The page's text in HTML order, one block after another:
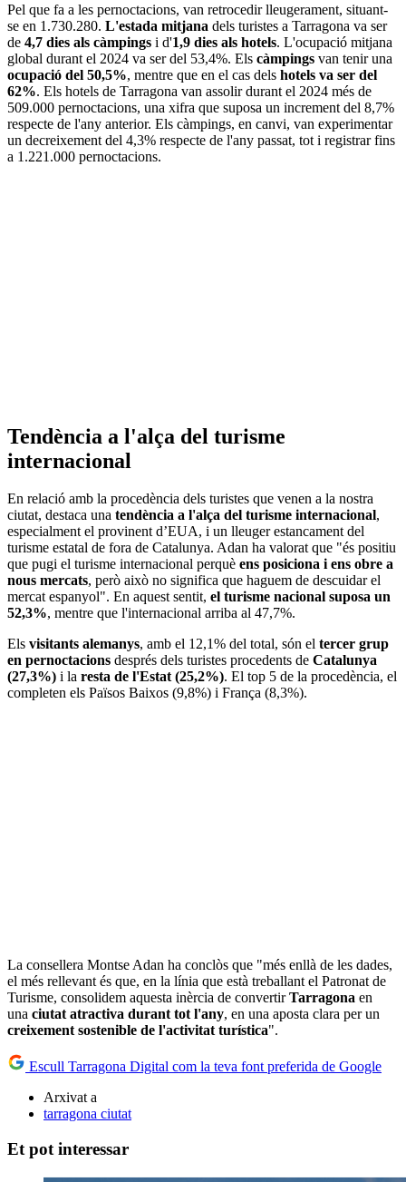
Pel que fa a les pernoctacions, van retrocedir lleugerament, situant-
se en 1.730.280. L'estada mitjana dels turistes a Tarragona va ser
de 4,7 dies als càmpings i d'1,9 dies als hotels. L'ocupació mitjana
global durant el 2024 va ser del 53,4%. Els càmpings van tenir una
ocupació del 50,5%, mentre que en el cas dels hotels va ser del
62%. Els hotels de Tarragona van assolir durant el 2024 més de
509.000 pernoctacions, una xifra que suposa un increment del 8,7%
respecte de l'any anterior. Els càmpings, en canvi, van experimentar
un decreixement del 4,3% respecte de l'any passat, tot i registrar fins
a 1.221.000 pernoctacions.
Tendència a l'alça del turisme
internacional
En relació amb la procedència dels turistes que venen a la nostra
ciutat, destaca una tendència a l'alça del turisme internacional,
especialment el provinent d’EUA, i un lleuger estancament del
turisme estatal de fora de Catalunya. Adan ha valorat que "és positiu
que pugi el turisme internacional perquè ens posiciona i ens obre a
nous mercats, però això no significa que haguem de descuidar el
mercat espanyol". En aquest sentit, el turisme nacional suposa un
52,3%, mentre que l'internacional arriba al 47,7%.
Els visitants alemanys, amb el 12,1% del total, són el tercer grup
en pernoctacions després dels turistes procedents de Catalunya
(27,3%) i la resta de l'Estat (25,2%). El top 5 de la procedència, el
completen els Països Baixos (9,8%) i França (8,3%).
La consellera Montse Adan ha conclòs que "més enllà de les dades,
el més rellevant és que, en la línia que està treballant el Patronat de
Turisme, consolidem aquesta inèrcia de convertirTarragona en
una ciutat atractiva durant tot l'any, en una aposta clara per un
creixement sostenible de l'activitat turística".
Escull Tarragona Digital com la teva font preferida de Google
Arxivat a
tarragona ciutat
Et pot interessar